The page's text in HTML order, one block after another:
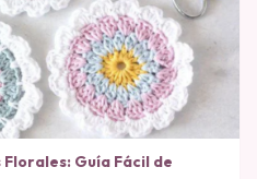
Guía Fácil de